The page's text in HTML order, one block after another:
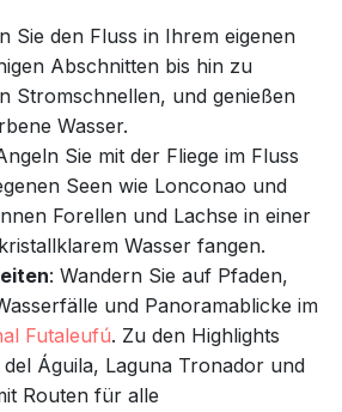
Sie den Fluss in Ihrem eigenen
Abschnitten bis hin zu
Stromschnellen, und genießen
Wasser.
Sie mit der Fliege im Fluss
Seen wie Lonconao und
Forellen und Lachse in einer
Wasser fangen.
: Wandern Sie auf Pfaden,
und Panoramablicke im
Futaleufú. Zu den Highlights
Águila, Laguna Tronador und
Routen für alle